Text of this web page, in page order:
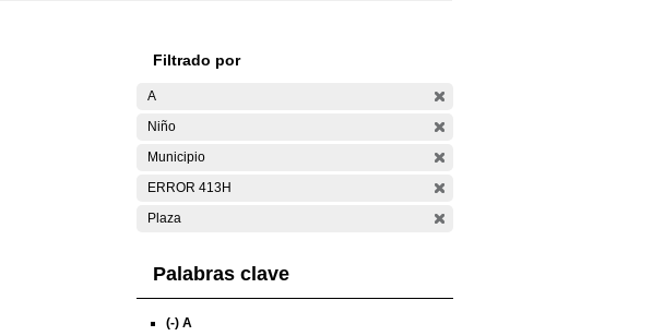
Filtrado por
A
Niño
Municipio
ERROR 413H
Plaza
Palabras clave
(-) A